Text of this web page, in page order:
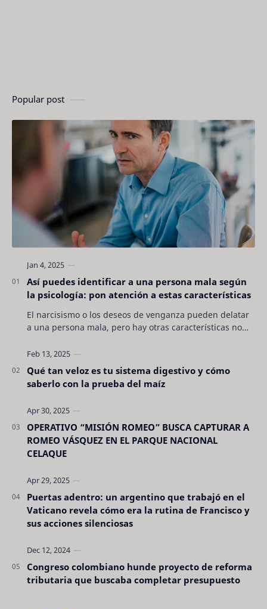
Popular post
Así puedes identificar a una persona mala según
la psicología: pon atención a estas características
El narcisismo o los deseos de venganza pueden delatar
a una persona mala, pero hay otras características no
Qué tan veloz es tu sistema digestivo y cómo
saberlo con la prueba del maíz
OPERATIVO “MISIÓN ROMEO” BUSCA CAPTURAR A
ROMEO VÁSQUEZ EN EL PARQUE NACIONAL
CELAQUE
Puertas adentro: un argentino que trabajó en el
Vaticano revela cómo era la rutina de Francisco y
sus acciones silenciosas
Congreso colombiano hunde proyecto de reforma
tributaria que buscaba completar presupuesto